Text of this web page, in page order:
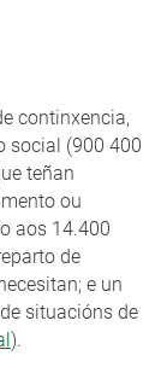
continxencia,
social (900 400
teñan
ou
aos 14.400
de
e un
situacións de
).